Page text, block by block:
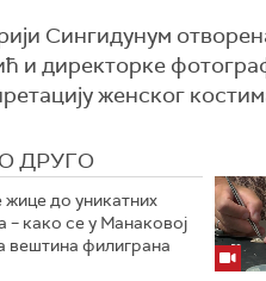
Сингидунум
и директорке
женског
ДРУГО
до уникатних
– како се у Манаковој
вештина филиграна